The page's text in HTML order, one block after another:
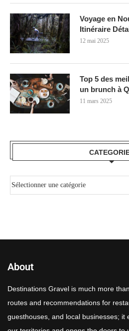
Voyage en
Itinéraire
12 mai 2025
Top 5 des
un brunch à
11 mars 2025
About
Destinations Gravel is much more
routes and recommendations for
guesthouses, and local businesses; it